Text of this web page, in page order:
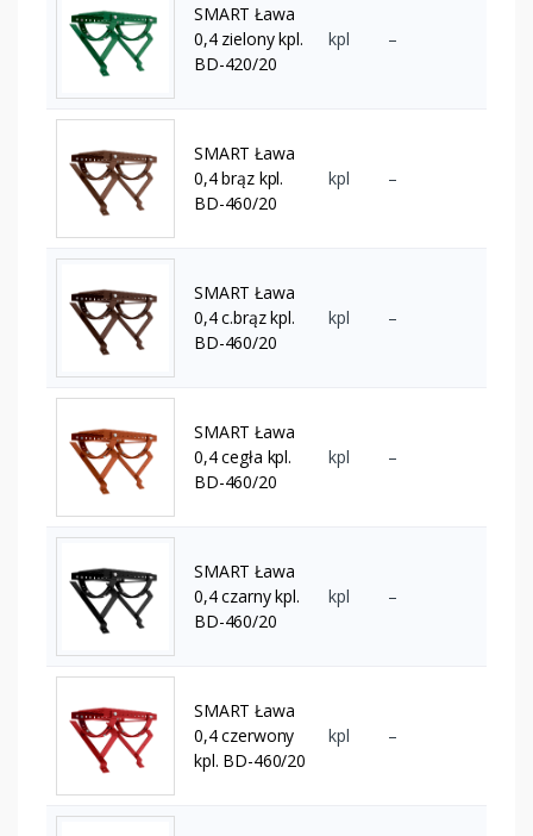
SMART Ława
0,4 zielony kpl.
BD-420/20
kpl –
SMART Ława
0,4 brąz kpl.
BD-460/20
kpl –
SMART Ława
0,4 c.brąz kpl.
BD-460/20
kpl –
SMART Ława
0,4 cegła kpl.
BD-460/20
kpl –
SMART Ława
0,4 czarny kpl.
BD-460/20
kpl –
SMART Ława
0,4 czerwony
kpl. BD-460/20
kpl –